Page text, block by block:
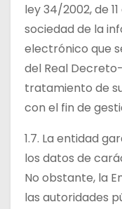
ley 34/2002, de
sociedad de la
electrónico que
del Real
tratamiento de
con el fin de
1.7. La entidad
los datos de
No obstante, la
las autoridades